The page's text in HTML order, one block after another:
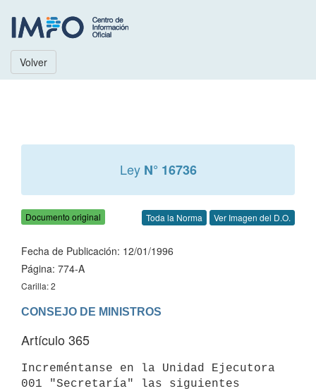
Volver
Ley N° 16736
Documento original Toda la Norma Ver Imagen del D.O.
Fecha de Publicación: 12/01/1996
Página: 774-A
Carilla: 2
Artículo 365
Increméntanse en la Unidad Ejecutora
001 "Secretaría" las siguientes